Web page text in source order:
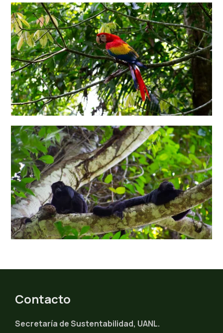
Contacto
Secretaría de Sustentabilidad, UANL.